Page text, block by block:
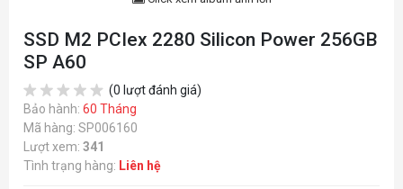
SSD M2 PCIex 2280 Silicon Power 256GB
SP A60
(0 lượt đánh giá)
Bảo hành: 60 Tháng
Mã hàng: SP006160
Lượt xem: 341
Tình trạng hàng: Liên hệ